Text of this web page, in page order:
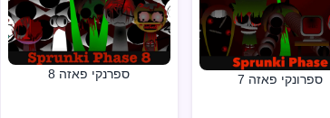
ספרנקי פאזה 8 ספרונקי פאזה 7